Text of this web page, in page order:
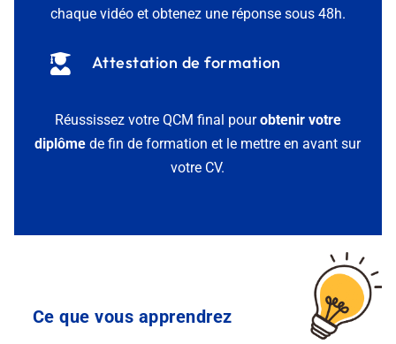
chaque vidéo et obtenez une réponse sous 48h.
 Attestation de formation
Réussissez votre QCM final pourobtenir votre
diplôme de fin de formation et le mettre en avant sur
votre CV.
Ce que vous apprendrez